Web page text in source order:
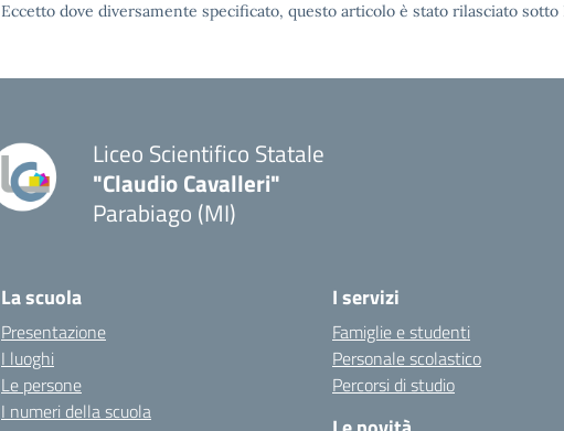
Eccetto dove diversamente specificato, questo articolo è stato rilasciato sotto
Liceo Scientifico Statale
"Claudio Cavalleri"
Parabiago (MI)
La scuola
Presentazione
I luoghi
Le persone
I numeri della scuola
I servizi
Famiglie e studenti
Personale scolastico
Percorsi di studio